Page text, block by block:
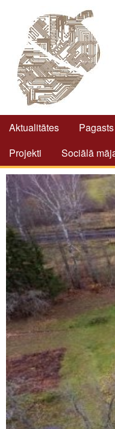
Aktualitātes Pagasts
Projekti
Sociālā